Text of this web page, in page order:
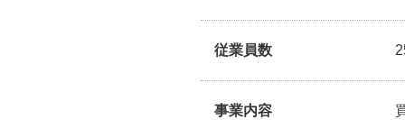
従業員数
事業内容